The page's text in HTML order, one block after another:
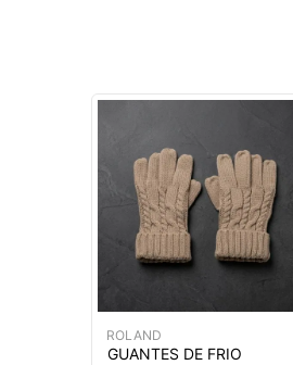
ROLAND
GUANTES DE FRIO